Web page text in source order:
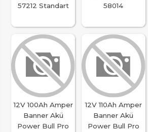
57212 Standart
58014
12V 100Ah Amper
Banner Akü
Power Bull Pro
12V 110Ah Amper
Banner Akü
Power Bull Pro